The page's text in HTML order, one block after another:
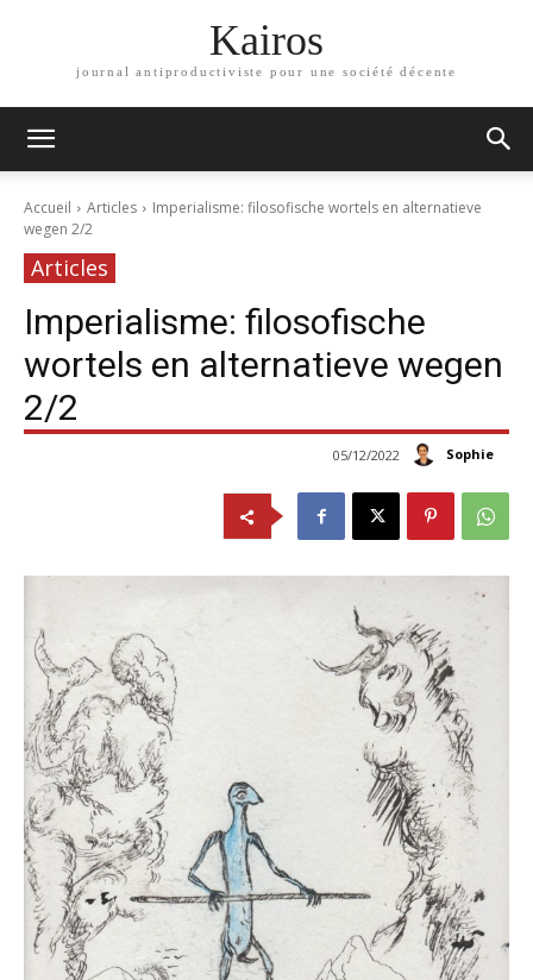
Kairos
journal antiproductiviste pour une société décente
Accueil Articles
Imperialisme: filosofische wortels en alternatieve
wegen 2/2
Articles
Imperialisme: filosofische
wortels en alternatieve wegen
2/2
Sophie
05/12/2022